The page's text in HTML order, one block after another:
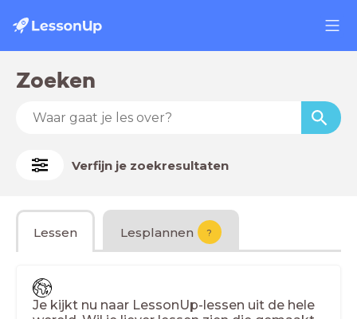
Zoeken
Verfijn je zoekresultaten
Lessen Lesplannen ?
Je kijkt nu naar LessonUp-lessen uit de hele